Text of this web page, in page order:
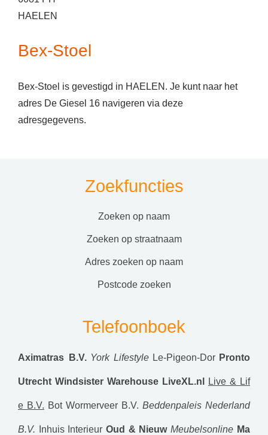
HAELEN
Bex-Stoel
Bex-Stoel is gevestigd in HAELEN. Je kunt naar het
adres De Giesel 16 navigeren via deze
adresgegevens.
Zoekfuncties
zoeken op naam
zoeken op straatnaam
adres zoeken op naam
postcode zoeken
Telefoonboek
Aximatras B.V. York Lifestyle Le-Pigeon-Dor Pronto
Utrecht Windsister Warehouse LiveXL.nl Live & Lif
e B.V. Bot Wormerveer B.V. Beddenpaleis Nederland
B.V. Inhuis Interieur Oud & Nieuw Meubelsonline Ma